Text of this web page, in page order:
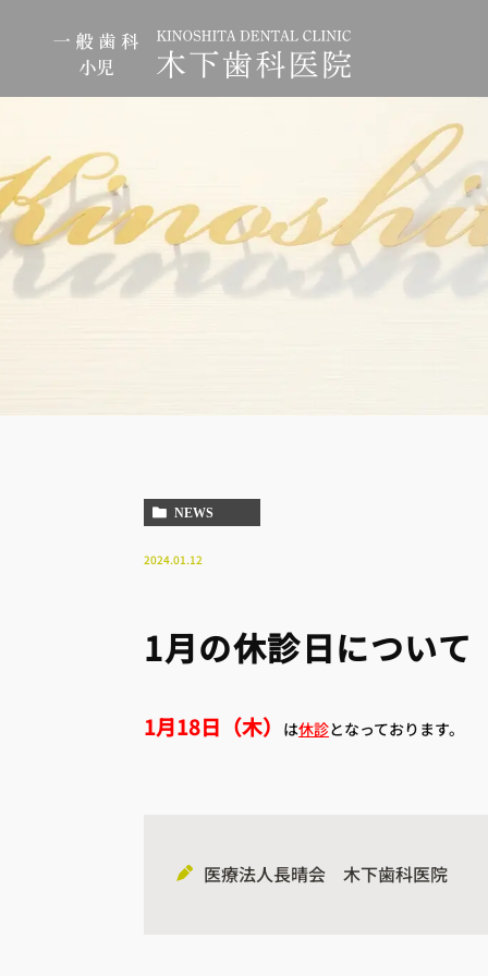
NEWS
2024.01.12
1月の休診日について
1月18日（木） は休診となっております。
医療法人長晴会 木下歯科医院